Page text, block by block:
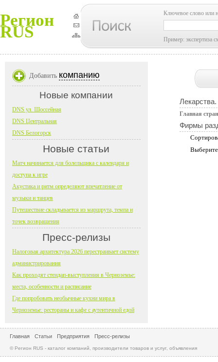
Регион
RUS
Ключевое слово или
Пример: экспертиза
Главная
Фирмы
Добавить компанию
Новые компании
DNS ул. Шоссейная
DNS Центральная
DNS Белогорск
Новые статьи
Матч начинается для болельщика с календаря и
доступа к игре
Акустика и ритм определяют впечатление от
музыки и танцев
Путешествие складывается из маршрута, темпа и
точек возвращения
Пресс-релизы
Налоговая архитектура 2026 перестраивает систему
администрирования
Как проходят стендап-выступления в Черноземье:
места, особенности и расписание
Где попробовать необычные кухни мира в
Черноземье: рестораны и кафе с аутентичной едой
Главная Статьи Предприятия Пресс-релизы
© Регион RUS - каталог компаний, производители товаров и услуг, объявления